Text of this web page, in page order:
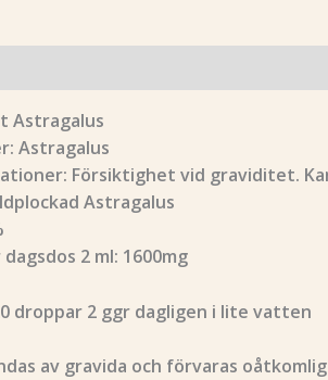
Astragalus
Astragalus
Försiktighet vid graviditet.
Astragalus
2 ml: 1600mg
droppar 2 ggr dagligen i lite vatten
av gravida och förvaras